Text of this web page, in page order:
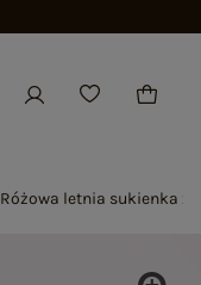
Różowa letnia sukienka z